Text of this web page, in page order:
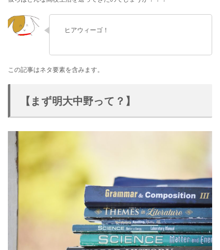
ヒアウィーゴ！
この記事はネタ要素を含みます。
【まず明大中野って？】